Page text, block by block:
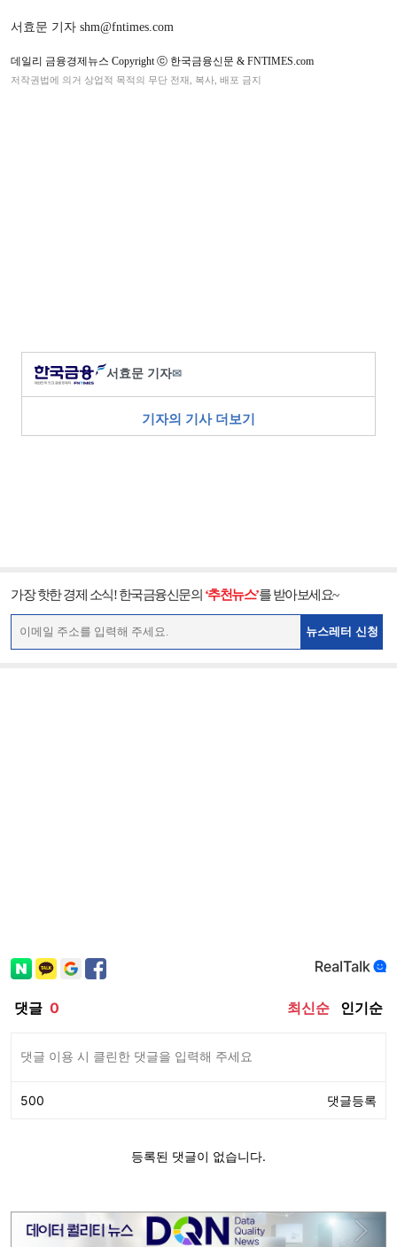
서효문 기자 shm@fntimes.com
데일리 금융경제뉴스 Copyright ⓒ 한국금융신문 & FNTIMES.com
저작권법에 의거 상업적 목적의 무단 전재, 복사, 배포 금지
서효문 기자✉
기자의 기사 더보기
가장 핫한 경제 소식! 한국금융신문의 ‘추천뉴스’를 받아보세요~
뉴스레터 신청